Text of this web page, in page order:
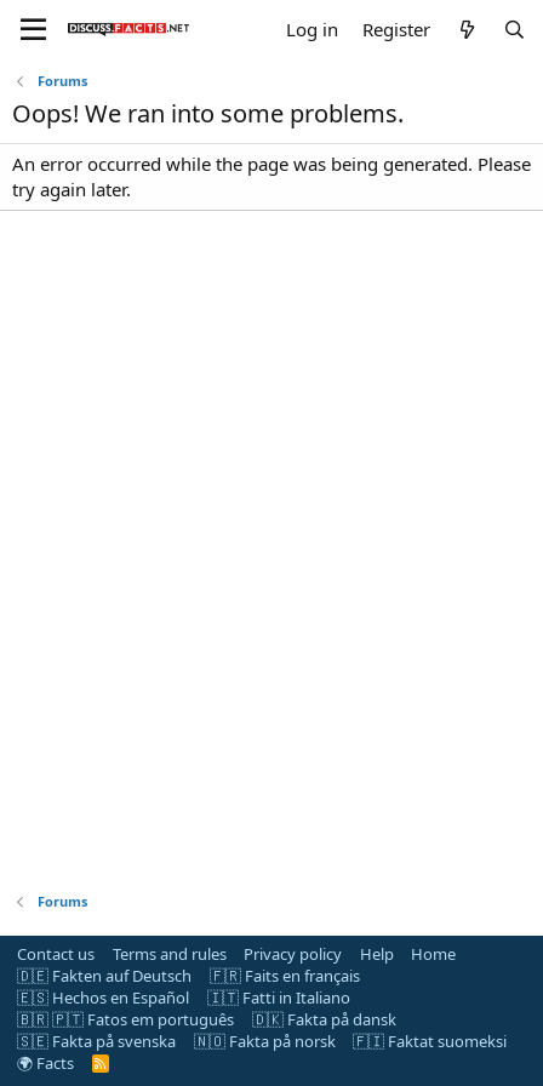
Log in Register
Forums
Oops! We ran into some problems.
An error occurred while the page was being generated. Please
try again later.
Forums
Contact us Terms and rules Privacy policy Help
Home
🇩🇪 Fakten auf Deutsch
🇫🇷 Faits en français
🇪🇸 Hechos en Español
🇮🇹 Fatti in Italiano
🇧🇷 🇵🇹 Fatos em português
🇩🇰 Fakta på dansk
🇸🇪 Fakta på svenska
🇳🇴 Fakta på norsk
🇫🇮 Faktat suomeksi
🌍 Facts
R